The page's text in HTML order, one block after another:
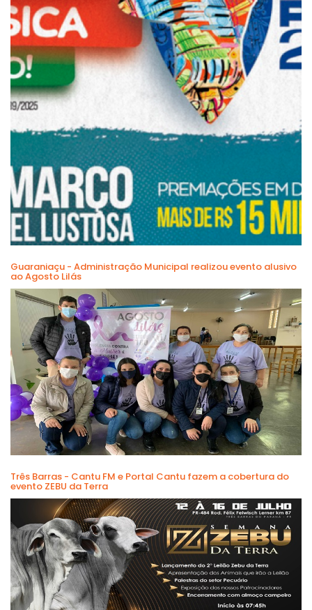
Guaraniaçu - Administração Municipal realizou evento alusivo
ao Agosto Lilás
Três Barras - Cantu FM e Portal Cantu fazem a cobertura do
evento ZEBU da Terra